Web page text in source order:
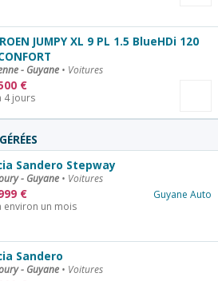
JUMPY XL 9 PL 1.5 BlueHDi 120
- Guyane • Voitures
€
4 jours
Sandero Stepway
- Guyane • Voitures
€
environ un mois
Guyane Auto
Sandero
- Guyane • Voitures